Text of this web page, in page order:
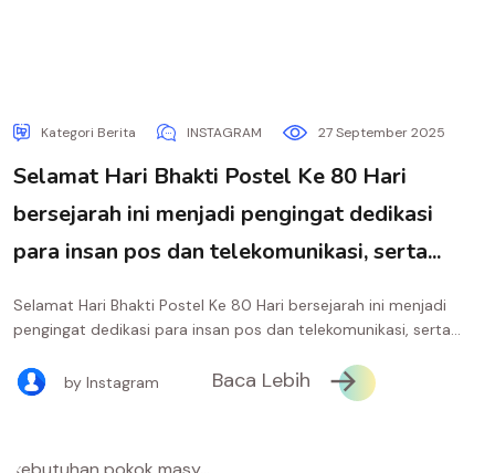
Kategori Berita INSTAGRAM 27 September 2025
Selamat Hari Bhakti Postel Ke 80 Hari
bersejarah ini menjadi pengingat dedikasi
para insan pos dan telekomunikasi, serta...
Selamat Hari Bhakti Postel Ke 80 Hari bersejarah ini menjadi
pengingat dedikasi para insan pos dan telekomunikasi, serta...
by Instagram Baca Lebih